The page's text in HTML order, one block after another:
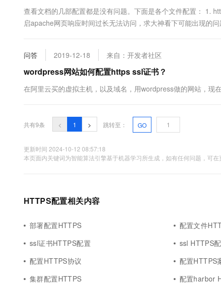
查看文档的几部配置都是没有问题。下面是各个文件配置： 1.
启apache网页响应时间过长无法访问，求大神看下可能出现的
问答 2019-12-18 来自：开发者社区
wordpress网站如何配置https ssl证书？
在阿里云买的虚拟主机，以及域名，用wordpress做的网站，现
共有9条 < 1 > 跳转至： GO
更新时间 2024-10-12 08:57:18
本页面内关键词为智能算法引擎基于机器学习所生成，如有任何问题，可
HTTPS配置相关内容
部署配置HTTPS
配置文件
ssl证书HTTPS配置
ssl HTTPS
配置HTTPS协议
配置HTTPS
集群配置HTTPS
配置harbor